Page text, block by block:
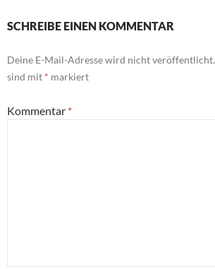
SCHREIBE EINEN KOMMENTAR
Deine E-Mail-Adresse wird nicht veröffentlicht.
sind mit * markiert
Kommentar *